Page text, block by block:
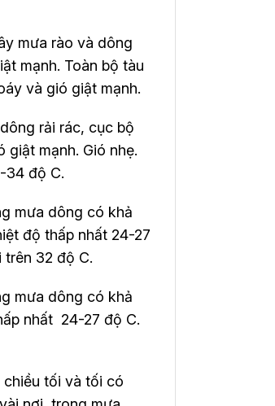
mưa rào và dông
mạnh. Toàn bộ tàu
và gió giật mạnh.
rải rác, cục bộ
mạnh. Gió nhẹ.
34 độ C.
mưa dông có khả
độ thấp nhất 24-27
32 độ C.
mưa dông có khả
nhất 24-27 độ C.
chiều tối và tối có